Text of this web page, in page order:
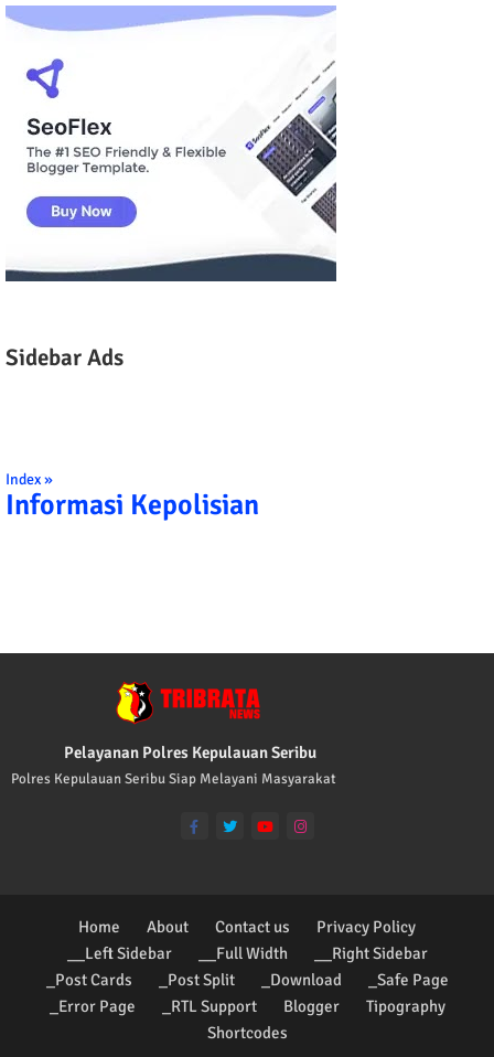
Sidebar Ads
Index »
Informasi Kepolisian
Pelayanan Polres Kepulauan Seribu
Polres Kepulauan Seribu Siap Melayani Masyarakat
Home About Contact us
Privacy Policy
__Left Sidebar
__Full Width
__Right Sidebar
_Post Cards
_Post Split _Download
_Safe Page
_Error Page
_RTL Support Blogger
Tipography
Shortcodes